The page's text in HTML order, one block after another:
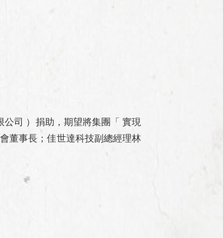
司 ）捐助，期望將集團「 實現
董事長；佳世達科技副總經理林